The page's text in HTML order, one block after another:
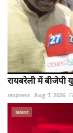
रायबरेली में बीजेपी
rexpress Aug 7, 2026
latest